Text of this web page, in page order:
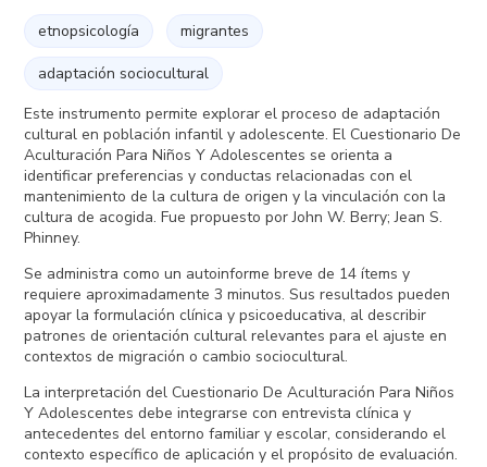
etnopsicología migrantes
adaptación sociocultural
Este instrumento permite explorar el proceso de adaptación
cultural en población infantil y adolescente. El Cuestionario De
Aculturación Para Niños Y Adolescentes se orienta a
identificar preferencias y conductas relacionadas con el
mantenimiento de la cultura de origen y la vinculación con la
cultura de acogida. Fue propuesto por John W. Berry; Jean S.
Phinney.
Se administra como un autoinforme breve de 14 ítems y
requiere aproximadamente 3 minutos. Sus resultados pueden
apoyar la formulación clínica y psicoeducativa, al describir
patrones de orientación cultural relevantes para el ajuste en
contextos de migración o cambio sociocultural.
La interpretación del Cuestionario De Aculturación Para Niños
Y Adolescentes debe integrarse con entrevista clínica y
antecedentes del entorno familiar y escolar, considerando el
contexto específico de aplicación y el propósito de evaluación.